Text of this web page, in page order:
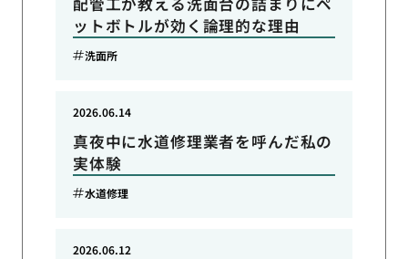
ットボトルが効く論理的な理由
洗面所
真夜中に水道修理業者を呼んだ私の
実体験
2026.06.14
水道修理
2026.06.12